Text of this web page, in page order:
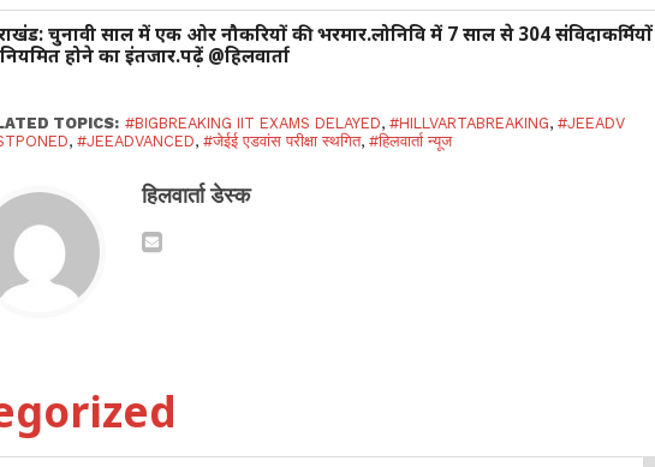
चुनावी साल में एक ओर नौकरियों की भरमार.लोनिवि में 7 साल से 304 संविदाकर्मियों
होने का इंतजार.पढ़ें @हिलवार्ता
TOPICS: #BIGBREAKING IIT EXAMS DELAYED,#HILLVARTABREAKING,#JEEADV
,#JEEADVANCED,#जेईई एडवांस परीक्षा स्थगित,#हिलवार्ता न्यूज
हिलवार्ता डेस्क